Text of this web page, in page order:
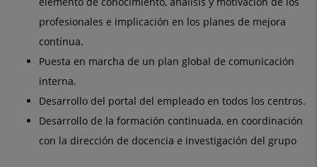
profesionales e implicación en los planes de mejora
contínua.
Puesta en marcha de un plan global de comunicación
interna.
Desarrollo del portal del empleado en todos los centros.
Desarrollo de la formación continuada, en coordinación
con la dirección de docencia e investigación del grupo